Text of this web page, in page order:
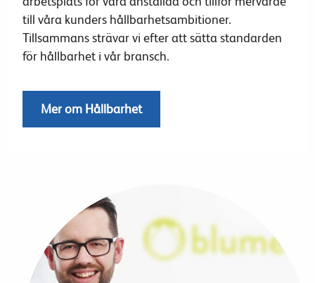
till våra kunders hållbarhetsambitioner.
Tillsammans strävar vi efter att sätta standarden
för hållbarhet i vår bransch.
Mer om Hållbarhet